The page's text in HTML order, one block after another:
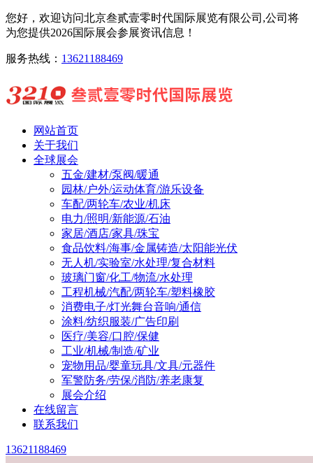
您好，欢迎访问北京叁贰壹零时代国际展览有限公司,公司将
为您提供2026国际展会参展资讯信息！
服务热线： 13621188469
网站首页
关于我们
全球展会
五金/建材/泵阀/暖通
园林/户外/运动体育/游乐设备
车配/两轮车/农业/机床
电力/照明/新能源/石油
家居/酒店/家具/珠宝
食品饮料/海事/金属铸造/太阳能光伏
无人机/实验室/水处理/复合材料
玻璃门窗/化工/物流/水处理
工程机械/汽配/两轮车/塑料橡胶
消费电子/灯光舞台音响/通信
涂料/纺织服装/广告印刷
医疗/美容/口腔/保健
工业/机械/制造/矿业
宠物用品/婴童玩具/文具/元器件
军警防务/劳保/消防/养老康复
展会介绍
在线留言
联系我们
13621188469